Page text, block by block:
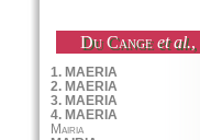
Du Cange et al.,